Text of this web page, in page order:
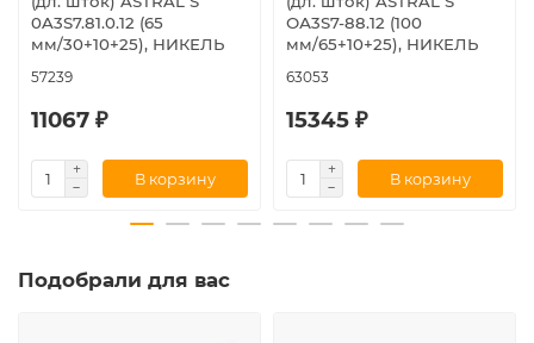
0A3S7.81.0.12 (65
мм/30+10+25), НИКЕЛЬ
57239
11067 ₽
В корзину
ОА3S7-88.12 (100
мм/65+10+25), НИКЕЛЬ
63053
15345 ₽
В корзину
Подобрали для вас